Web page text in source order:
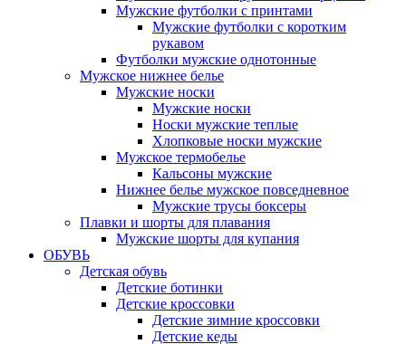
Мужские футболки с принтами
Мужские футболки с коротким
рукавом
Футболки мужские однотонные
Мужское нижнее белье
Мужские носки
Мужские носки
Носки мужские теплые
Хлопковые носки мужские
Мужское термобелье
Кальсоны мужские
Нижнее белье мужское повседневное
Мужские трусы боксеры
Плавки и шорты для плавания
Мужские шорты для купания
ОБУВЬ
Детская обувь
Детские ботинки
Детские кроссовки
Детские зимние кроссовки
Детские кеды